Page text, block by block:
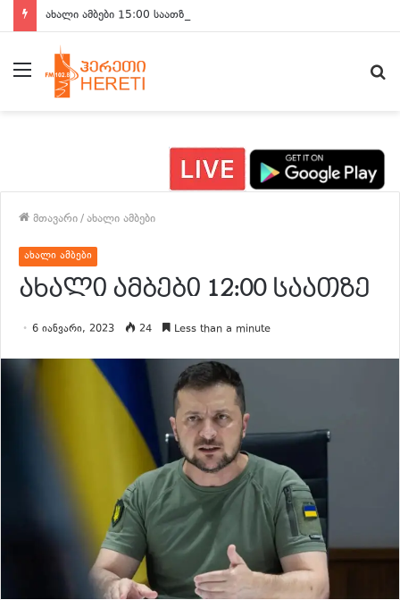
ახალი ამბები 15:00 საათზე
მენიუ
მთავარი/ახალი ამბები
ახალი ამბები
ახალი ამბები 12:00 საათზე
6 იანვარი, 2023 24 Less than a minute